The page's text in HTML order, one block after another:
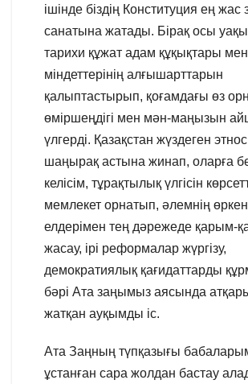
ішінде біздің Конституция ең жас
санатына жатады. Бірақ осы
тарихи құжат адам құқықтары мен
міндеттерінің алғышарттарын
қалыптастырып, қоғамдағы өз
өміршеңдігі мен мән-маңызын
үлгерді. Қазақстан жүздеген этнос
шаңырақ астына жинап, оларға
келісім, тұрақтылық үлгісін
мемлекет орнатып, әлемнің
елдерімен тең дәрежеде қарым-
жасау, ірі реформалар жүргізу,
демократиялық қағидаттарды
бәрі Ата заңымыз аясында
жатқан ауқымды іс.
Ата Заңның түпқазығы
ұстанған сара жолдан бастау